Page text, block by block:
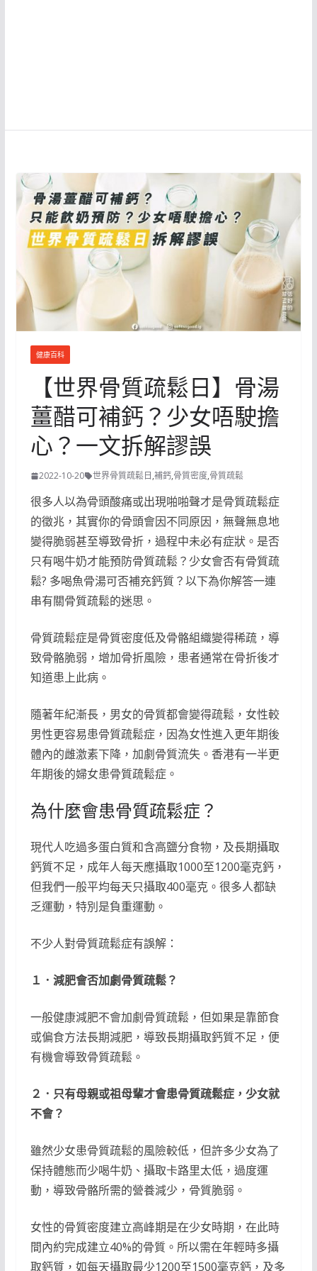
健康百科
【世界骨質疏鬆日】骨湯
薑醋可補鈣？少女唔駛擔
心？一文拆解謬誤
2022-10-20 世界骨質疏鬆日,補鈣,骨質密度,骨質疏鬆
很多人以為骨頭酸痛或出現啪啪聲才是骨質疏鬆症
的徵兆，其實你的骨頭會因不同原因，無聲無息地
變得脆弱甚至導致骨折，過程中未必有症狀。是否
只有喝牛奶才能預防骨質疏鬆？少女會否有骨質疏
鬆? 多喝魚骨湯可否補充鈣質？以下為你解答一連
串有關骨質疏鬆的迷思。
骨質疏鬆症是骨質密度低及骨骼組織變得稀疏，導
致骨骼脆弱，增加骨折風險，患者通常在骨折後才
知道患上此病。
隨著年紀漸長，男女的骨質都會變得疏鬆，女性較
男性更容易患骨質疏鬆症，因為女性進入更年期後
體內的雌激素下降，加劇骨質流失。香港有一半更
年期後的婦女患骨質疏鬆症。
為什麼會患骨質疏鬆症？
現代人吃過多蛋白質和含高鹽分食物，及長期攝取
鈣質不足，成年人每天應攝取1000至1200毫克鈣，
但我們一般平均每天只攝取400毫克。很多人都缺
乏運動，特別是負重運動。
不少人對骨質疏鬆症有誤解：
１．減肥會否加劇骨質疏鬆？
一般健康減肥不會加劇骨質疏鬆，但如果是靠節食
或偏食方法長期減肥，導致長期攝取鈣質不足，便
有機會導致骨質疏鬆。
２．只有母親或祖母輩才會患骨質疏鬆症，少女就
不會？
雖然少女患骨質疏鬆的風險較低，但許多少女為了
保持體態而少喝牛奶、攝取卡路里太低，過度運
動，導致骨骼所需的營養減少，骨質脆弱。
女性的骨質密度建立高峰期是在少女時期，在此時
間內約完成建立40%的骨質。所以需在年輕時多攝
取鈣質，如每天攝取最少1200至1500毫克鈣，及多